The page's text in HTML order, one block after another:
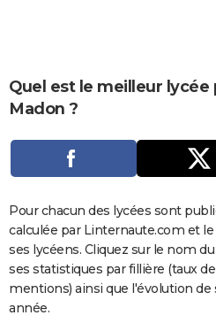
Carte de Noël
Carte Bonne année
Carte Saint-Valentin
Carte Pâques
Carte d'anniversaire
DICTIONNAIRE
Dictionnaire
Biographies
Citations
Expressions
Proverbes
PROGRAMME TV
S'inscrire
Se connecter
Lycées
Collèges
Primaires
Universités
Entreprises
Service militaire
Avis de recherche
AVIS DE DÉCÈS
FORUM
Bricolage
Lifestyle
Culture
Sport
Auto
Television
Voyage
Cinema
Quel est le meilleur lycée
Madon ?
Pour chacun des lycées sont
calculée par Linternaute.com et
ses lycéens. Cliquez sur le nom
ses statistiques par fillière (taux
mentions) ainsi que l'évolution
année.